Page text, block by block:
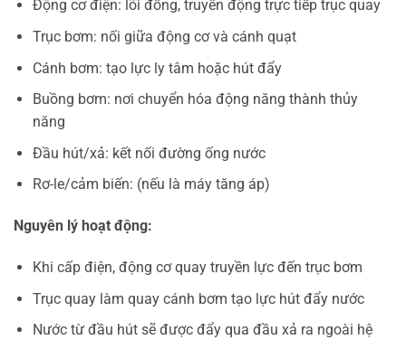
Động cơ điện: lõi đồng, truyền động trực tiếp trục quay
Trục bơm: nối giữa động cơ và cánh quạt
Cánh bơm: tạo lực ly tâm hoặc hút đẩy
Buồng bơm: nơi chuyển hóa động năng thành thủy
năng
Đầu hút/xả: kết nối đường ống nước
Rơ-le/cảm biến: (nếu là máy tăng áp)
Nguyên lý hoạt động:
Khi cấp điện, động cơ quay truyền lực đến trục bơm
Trục quay làm quay cánh bơm tạo lực hút đẩy nước
Nước từ đầu hút sẽ được đẩy qua đầu xả ra ngoài hệ